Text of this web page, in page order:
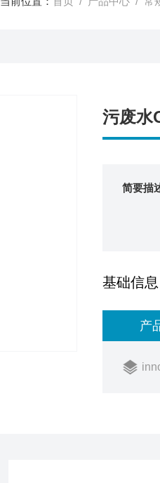
污废水
简要描
基础信息
产